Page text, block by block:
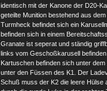
identisch mit der Kanone der D20-
geteilte Munition bestehend aus
Turmheck befindet sich ein
befinden sich in einem
Granate ist seperat und ständig
links vom Geschoßkarusell
Kartuschen befinden sich unter
unter den Füssen des K1. Der
Schuß muss der K2 die leere Hülse